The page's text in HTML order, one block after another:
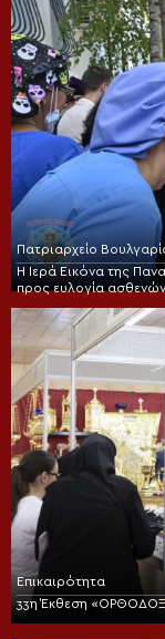
Πατριαρχείο
Η Ιερά Εικόνα της
προς ευλογία
Επικαιρότητα
33η Έκθεση